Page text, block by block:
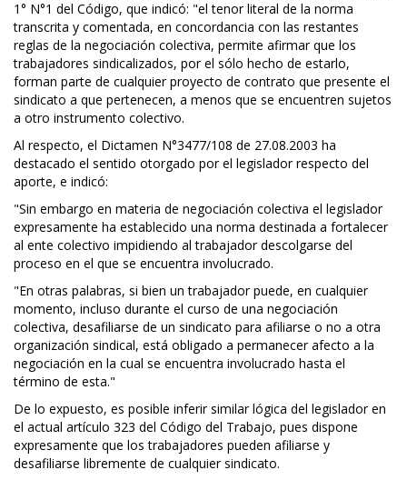
1° N°1 del Código, que indicó: "el tenor literal de la norma
transcrita y comentada, en concordancia con las restantes
reglas de la negociación colectiva, permite afirmar que los
trabajadores sindicalizados, por el sólo hecho de estarlo,
forman parte de cualquier proyecto de contrato que presente el
sindicato a que pertenecen, a menos que se encuentren sujetos
a otro instrumento colectivo.
Al respecto, el Dictamen N°3477/108 de 27.08.2003 ha
destacado el sentido otorgado por el legislador respecto del
aporte, e indicó:
"Sin embargo en materia de negociación colectiva el legislador
expresamente ha establecido una norma destinada a fortalecer
al ente colectivo impidiendo al trabajador descolgarse del
proceso en el que se encuentra involucrado.
"En otras palabras, si bien un trabajador puede, en cualquier
momento, incluso durante el curso de una negociación
colectiva, desafiliarse de un sindicato para afiliarse o no a otra
organización sindical, está obligado a permanecer afecto a la
negociación en la cual se encuentra involucrado hasta el
término de esta."
De lo expuesto, es posible inferir similar lógica del legislador en
el actual artículo 323 del Código del Trabajo, pues dispone
expresamente que los trabajadores pueden afiliarse y
desafiliarse libremente de cualquier sindicato.